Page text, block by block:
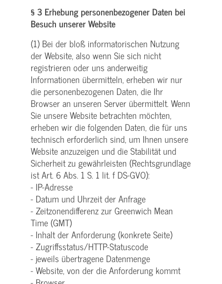
§ 3 Erhebung personenbezogener Daten bei
Besuch unserer Website
(1) Bei der bloß informatorischen Nutzung
der Website, also wenn Sie sich nicht
registrieren oder uns anderweitig
Informationen übermitteln, erheben wir nur
die personenbezogenen Daten, die Ihr
Browser an unseren Server übermittelt. Wenn
Sie unsere Website betrachten möchten,
erheben wir die folgenden Daten, die für uns
technisch erforderlich sind, um Ihnen unsere
Website anzuzeigen und die Stabilität und
Sicherheit zu gewährleisten (Rechtsgrundlage
ist Art. 6 Abs. 1 S. 1 lit. f DS-GVO):
- IP-Adresse
- Datum und Uhrzeit der Anfrage
- Zeitzonendifferenz zur Greenwich Mean
Time (GMT)
- Inhalt der Anforderung (konkrete Seite)
- Zugriffsstatus/HTTP-Statuscode
- jeweils übertragene Datenmenge
- Website, von der die Anforderung kommt